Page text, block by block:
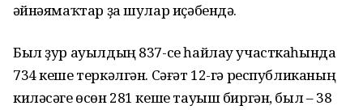
Ғәйнәямаҡтар ҙа шулар иҫәбендә.
Был ҙур ауылдың 837-се һайлау участкаһында
734 кеше теркәлгән. Сәғәт 12-гә республиканың
киләсәге өсөн 281 кеше тауыш биргән, был – 38